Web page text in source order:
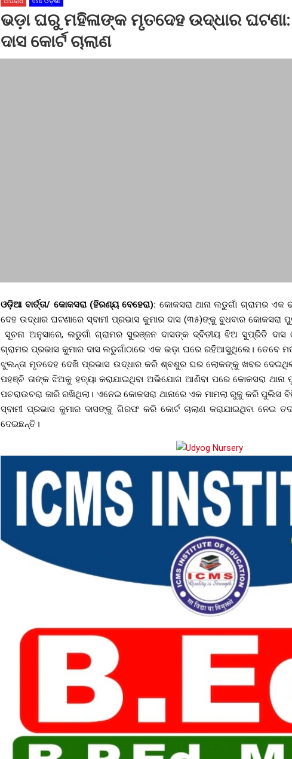
ଏମ୍. ରାମପୁର ବିଜେପି ନେତା ଫକୀର ରଣାଙ୍କୁ ଛୁରୀ ଭୁଷି ହତ୍ୟା
ଭଡ଼ା ଘରୁ ମହିଳାଙ୍କ ମୃତଦେହ ଉଦ୍ଧାର ଘଟଣା:
ଦାସ କୋର୍ଟ ଚାଲାଣ
ଓଡ଼ିଆ ବାର୍ତ୍ତା/ କୋକସରା (ହିରଣ୍ୟ ବେହେରା): କୋକସରା ଥାନା ଲଡୁଗାଁ ଗ୍ରାମର
ଦେହ ଉଦ୍ଧାର ଘଟଣାରେ ସ୍ବାମୀ ପ୍ରଭାସ କୁମାର ଦାସ (୩୫)ଙ୍କୁ ବୁଧବାର କୋକସରା
ସୂଚନା ଅନୁସାରେ, ଲଡୁଗାଁ ଗ୍ରାମର ସୁରଞ୍ଜନ ଦାସଙ୍କ ଦ୍ବିତୀୟ ଝିଅ ସୁପ୍ରିତି
ଗ୍ରାମର ପ୍ରଭାସ କୁମାର ଦାସ ଲଡୁଗାଁଠାରେ ଏକ ଭଡ଼ା ଘରେ ରହିଆସୁଥିଲେ।
ଝୁଲନ୍ତା ମୃତଦେହ ଦେଖି ପ୍ରଭାସ ଉଦ୍ଧାର କରି ଶ୍ବଶୁର ଘର ଲୋକଙ୍କୁ ଖବର
ପହଞ୍ଚି ତାଙ୍କ ଝିଅକୁ ହତ୍ୟା କରାଯାଇଥିବା ଅଭିଯୋଗ ଆଣିବା ପରେ କୋକସରା
ପଚରାଉଚରା ଜାରି ରଖିଥିଲା। ଏନେଇ କୋକସରା ଥାନାରେ ଏକ ମାମଲା ରୁଜୁ କରି
ସ୍ବାମୀ ପ୍ରଭାସ କୁମାର ଦାସଙ୍କୁ ଗିରଫ କରି କୋର୍ଟ ଚାଲାଣ କରାଯାଇଥିବା ନେଇ
ଦେଇଛନ୍ତି।